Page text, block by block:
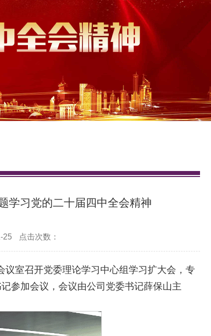
学习党的二十届四中全会精神
25 点击次数：
室召开党委理论学习中心组学习扩大会，专
参加会议，会议由公司党委书记薛保山主